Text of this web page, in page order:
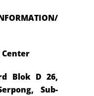
Center
Blok D 26,
Sub-